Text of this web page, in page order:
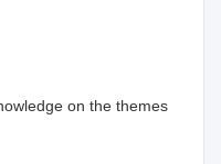
on the themes